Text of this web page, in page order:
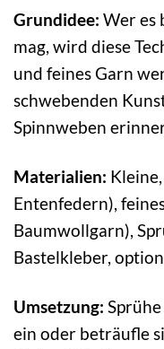
Grundidee: Wer es
mag, wird diese
und feines Garn
schwebenden
Spinnweben
Materialien:
Entenfedern),
Baumwollgarn),
Bastelkleber,
Umsetzung:
ein oder beträufle